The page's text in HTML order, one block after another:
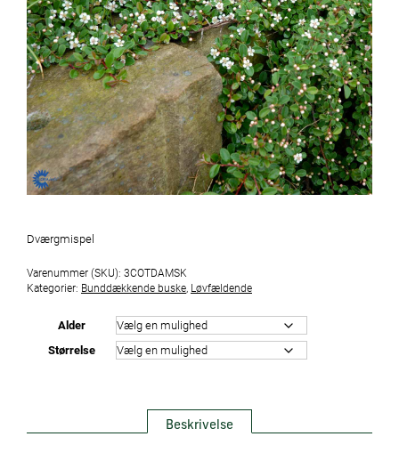
Dværgmispel
Varenummer (SKU): 3COTDAMSK
Kategorier: Bunddækkende buske Løvfældende
Alder
Størrelse
Beskrivelse